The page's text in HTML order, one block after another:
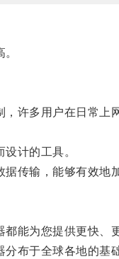
多用户在日常上
计的工具。
输，能够有效地
能为您提供更快、更
布于全球各地的基础